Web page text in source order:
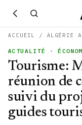
ACCUEIL / ALGÉRIE
ACTUALITÉ ·
Tourisme:
réunion de
suivi du
guides